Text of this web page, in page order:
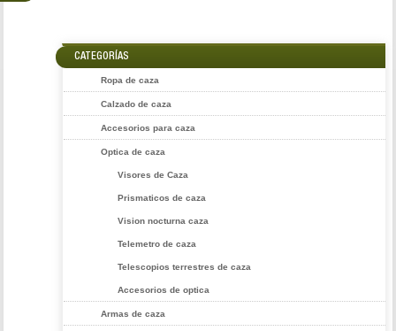
CATEGORÍAS
Ropa de caza
Calzado de caza
Accesorios para caza
Optica de caza
Visores de Caza
Prismaticos de caza
Vision nocturna caza
Telemetro de caza
Telescopios terrestres de caza
Accesorios de optica
Armas de caza